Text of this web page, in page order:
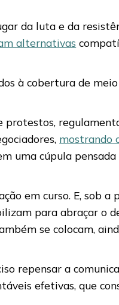
da luta e da
alternativas
à cobertura de
protestos,
mostrando
uma cúpula
em curso. E, sob a
para abraçar o
se colocam,
repensar a
efetivas, que